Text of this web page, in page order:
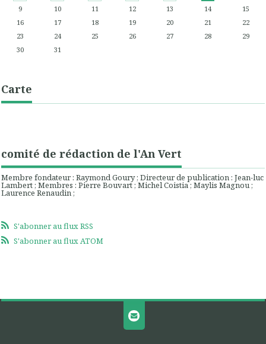
9
10 11 12 13 14
15
16
17 18 19 20 21
22
23
24 25 26 27 28
29
30
31
Carte
comité de rédaction de l'An Vert
Membre fondateur : Raymond Goury ; Directeur de publication : Jean-luc
Lambert ; Membres : Pierre Bouvart ; Michel Coistia ; Maylis Magnou ;
Laurence Renaudin ;
S'abonner au flux RSS
S'abonner au flux ATOM